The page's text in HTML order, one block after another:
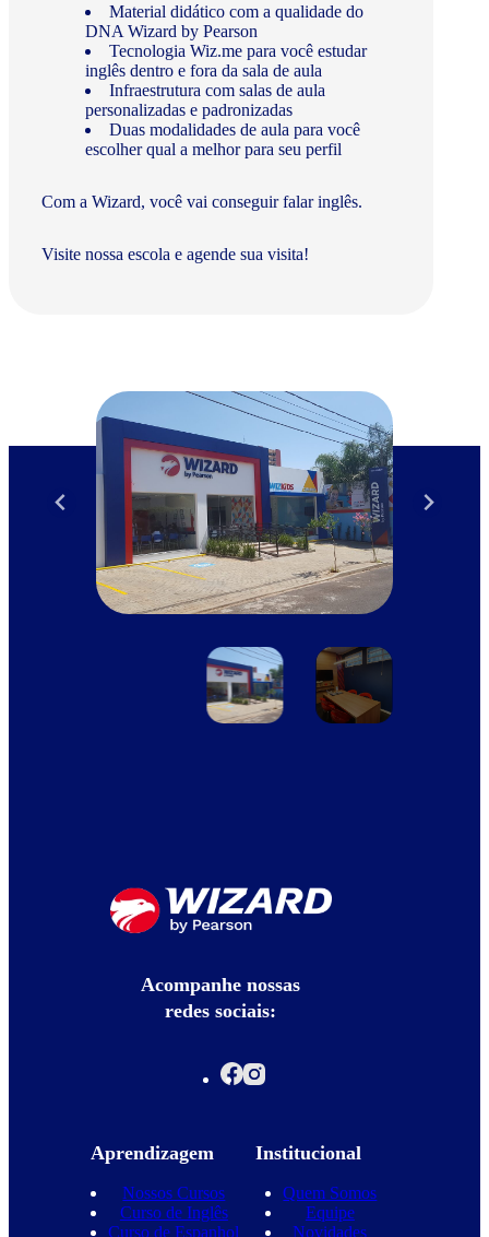
Material didático com a qualidade do
DNA Wizard by Pearson
Tecnologia Wiz.me para você estudar
inglês dentro e fora da sala de aula
Infraestrutura com salas de aula
personalizadas e padronizadas
Duas modalidades de aula para você
escolher qual a melhor para seu perfil
Com a Wizard, você vai conseguir falar inglês.
Visite nossa escola e agende sua visita!
Acompanhe nossas
redes sociais:
Aprendizagem
Nossos Cursos
Curso de Inglês
Curso de Espanhol
Institucional
Quem Somos
Equipe
Novidades